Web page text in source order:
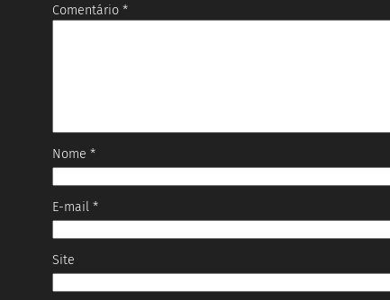
Comentário *
Nome *
E-mail *
Site